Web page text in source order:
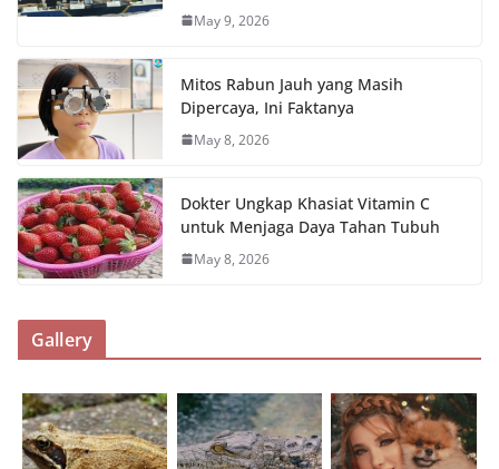
May 9, 2026
Mitos Rabun Jauh yang Masih
Dipercaya, Ini Faktanya
May 8, 2026
Dokter Ungkap Khasiat Vitamin C
untuk Menjaga Daya Tahan Tubuh
May 8, 2026
Gallery